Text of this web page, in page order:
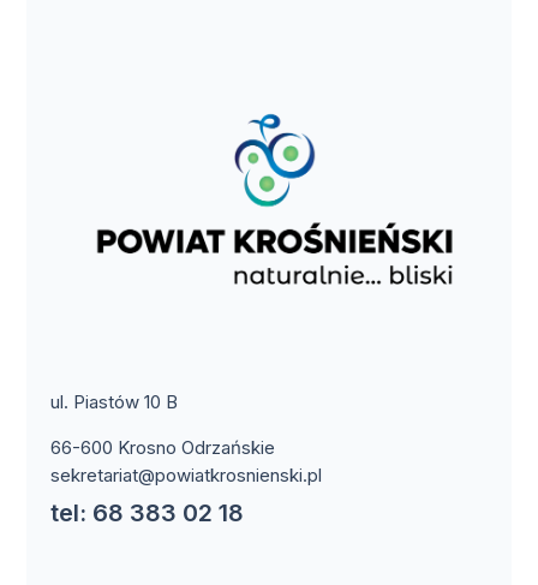
ul. Piastów 10 B
66-600 Krosno Odrzańskie
sekretariat@powiatkrosnienski.pl
tel: 68 383 02 18